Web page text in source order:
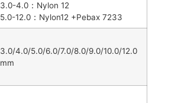
3.0-4.0：Nylon 12
5.0-12.0：Nylon12 +Pebax 7233
3.0/4.0/5.0/6.0/7.0/8.0/9.0/10.0/12.0
mm